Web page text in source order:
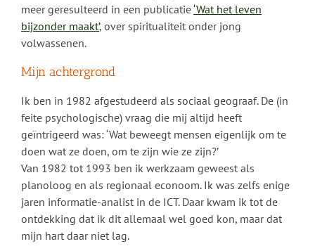
meer geresulteerd in een publicatie‘Wat het leven
bijzonder maakt’, over spiritualiteit onder jong
volwassenen.
Mijn achtergrond
Ik ben in 1982 afgestudeerd als sociaal geograaf. De (in
feite psychologische) vraag die mij altijd heeft
geïntrigeerd was: ‘Wat beweegt mensen eigenlijk om te
doen wat ze doen, om te zijn wie ze zijn?’
Van 1982 tot 1993 ben ik werkzaam geweest als
planoloog en als regionaal econoom. Ik was zelfs enige
jaren informatie-analist in de ICT. Daar kwam ik tot de
ontdekking dat ik dit allemaal wel goed kon, maar dat
mijn hart daar niet lag.